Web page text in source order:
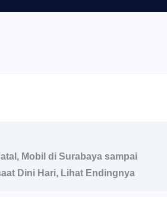
Mobil di Surabaya sampai
Dini Hari, Lihat Endingnya